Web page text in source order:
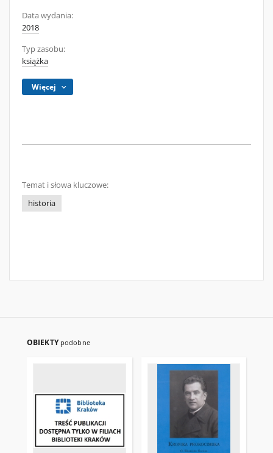
Data wydania:
2018
Typ zasobu:
książka
Więcej
Temat i słowa kluczowe:
historia
OBIEKTY podobne